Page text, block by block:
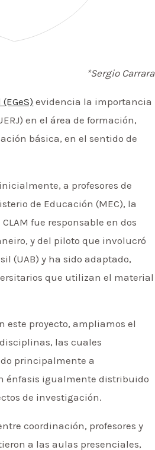
*Sergio Carrara
evidencia la importancia
en el área de formación,
básica, en el sentido de
a profesores de
de Educación (MEC), la
fue responsable en dos
y del piloto que involucró
(UAB) y ha sido adaptado,
que utilizan el material
este proyecto, ampliamos el
las cuales
principalmente a
énfasis igualmente distribuido
de investigación.
coordinación, profesores y
a las aulas presenciales,